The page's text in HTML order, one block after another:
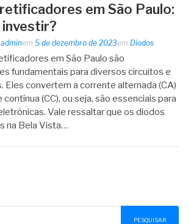
em São Paulo:
adminem 5 de dezembro de 2023em Diodos
em São Paulo são
fundamentais para diversos circuitos e
Eles convertem a corrente alternada (CA)
(CC), ou seja, são essenciais para
Vale ressaltar que os diodos
na Bela Vista…
PESQUISAR